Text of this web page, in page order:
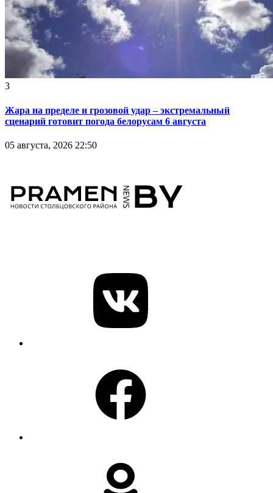
3
Жара на пределе и грозовой удар – экстремальный
сценарий готовит погода белорусам 6 августа
05 августа, 2026 22:50